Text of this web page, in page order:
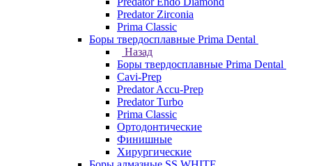
Predator Zirconia
Prima Classic
Боры твердосплавные Prima Dental
Назад
Боры твердосплавные Prima Dental
Cavi-Prep
Predator Accu-Prep
Predator Turbo
Prima Classic
Ортодонтические
Финишные
Хирургические